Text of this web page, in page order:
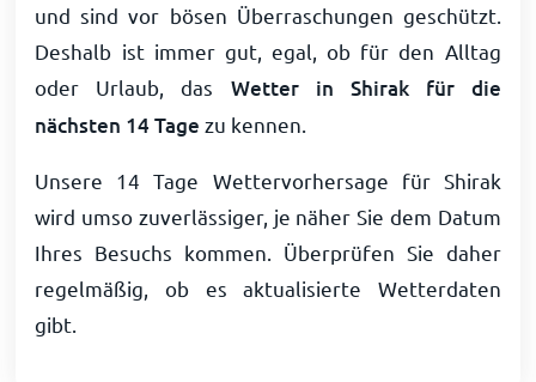
und sind vor bösen Überraschungen geschützt.
Deshalb ist immer gut, egal, ob für den Alltag
oder Urlaub, das Wetter in Shirak für die
nächsten 14 Tage zu kennen.
Unsere 14 Tage Wettervorhersage für Shirak
wird umso zuverlässiger, je näher Sie dem Datum
Ihres Besuchs kommen. Überprüfen Sie daher
regelmäßig, ob es aktualisierte Wetterdaten
gibt.